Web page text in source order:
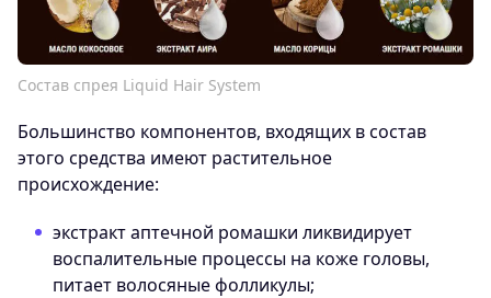
Состав спрея Liquid Hair System
Большинство компонентов, входящих в состав
этого средства имеют растительное
происхождение:
экстракт аптечной ромашки ликвидирует
воспалительные процессы на коже головы,
питает волосяные фолликулы;